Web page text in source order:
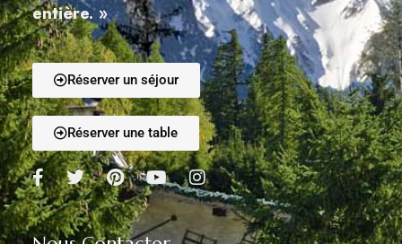
entière. »
Réserver un séjour
Réserver une table